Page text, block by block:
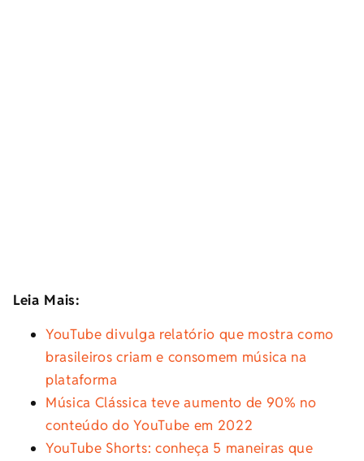
Leia Mais:
YouTube divulga relatório que mostra como
brasileiros criam e consomem música na
plataforma
Música Clássica teve aumento de 90% no
conteúdo do YouTube em 2022
YouTube Shorts: conheça 5 maneiras que